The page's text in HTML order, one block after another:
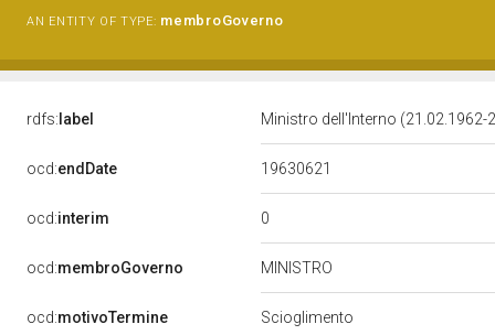
AN ENTITY OF TYPE: membroGoverno
rdfs: label Ministro dell'Interno (21.02.1962-
ocd:endDate 19630621
ocd:interim 0
ocd:membroGoverno MINISTRO
ocd:motivoTermine Scioglimento